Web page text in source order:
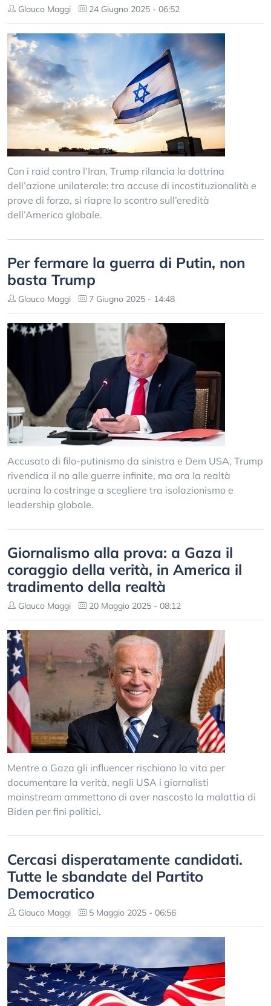
Glauco Maggi 24 Giugno 2025 - 06:52
Con i raid contro l’Iran, Trump rilancia la dottrina
dell’azione unilaterale: tra accuse di incostituzionalità e
prove di forza, si riapre lo scontro sull’eredità
dell’America globale.
Per fermare la guerra di Putin, non
basta Trump
Glauco Maggi 7 Giugno 2025 - 14:48
Accusato di filo-putinismo da sinistra e Dem USA, Trump
rivendica il no alle guerre infinite, ma ora la realtà
ucraina lo costringe a scegliere tra isolazionismo e
leadership globale.
Giornalismo alla prova: a Gaza il
coraggio della verità, in America il
tradimento della realtà
Glauco Maggi 20 Maggio 2025 - 08:12
Mentre a Gaza gli influencer rischiano la vita per
documentare la verità, negli USA i giornalisti
mainstream ammettono di aver nascosto la malattia di
Biden per fini politici.
Cercasi disperatamente candidati.
Tutte le sbandate del Partito
Democratico
Glauco Maggi 5 Maggio 2025 - 06:56